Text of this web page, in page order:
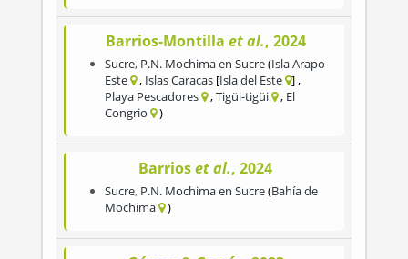
Barrios-Montilla et al., 2024
Sucre, P.N. Mochima en Sucre Isla Arapo
Este
Islas Caracas Isla del Este
Playa Pescadores
Tigüi-tigüi
El
Congrio
Barrioset al., 2024
Sucre, P.N. Mochima en Sucre Bahía de
Mochima